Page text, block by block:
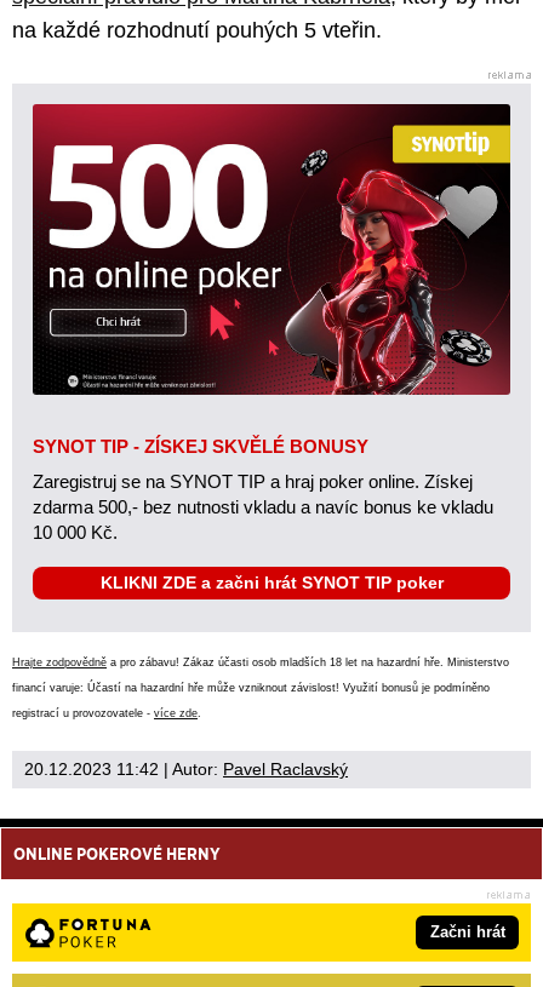
na každé rozhodnutí pouhých 5 vteřin.
SYNOT TIP - ZÍSKEJ SKVĚLÉ BONUSY
Zaregistruj se na SYNOT TIP a hraj poker online. Získej
zdarma 500,- bez nutnosti vkladu a navíc bonus ke vkladu
10 000 Kč.
KLIKNI ZDE a začni hrát SYNOT TIP poker
Hrajte zodpovědně a pro zábavu! Zákaz účasti osob mladších 18 let na hazardní hře. Ministerstvo
financí varuje: Účastí na hazardní hře může vzniknout závislost! Využití bonusů je podmíněno
registrací u provozovatele - více zde
20.12.2023 11:42 | Autor: Pavel Raclavský
ONLINE POKEROVÉ HERNY
Začni hrát